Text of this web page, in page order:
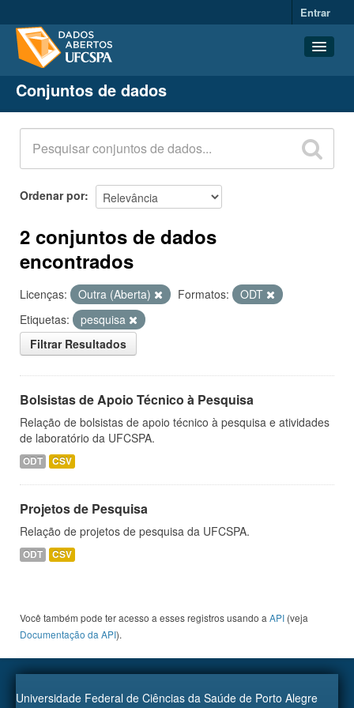
Entrar
Conjuntos de dados
Organizações
Grupos
Sobre
Conjuntos de dados
Ordenar por
2 conjuntos de dados
encontrados
Licenças: Outra (Aberta) Formatos:
ODT
Etiquetas:
pesquisa
Filtrar Resultados
Bolsistas de Apoio Técnico à Pesquisa
Relação de bolsistas de apoio técnico à pesquisa e atividades
de laboratório da UFCSPA.
ODT CSV
Projetos de Pesquisa
Relação de projetos de pesquisa da UFCSPA.
ODT CSV
Você também pode ter acesso a esses registros usando a API (veja
Documentação da API).
Universidade Federal de Ciências da Saúde de Porto Alegre